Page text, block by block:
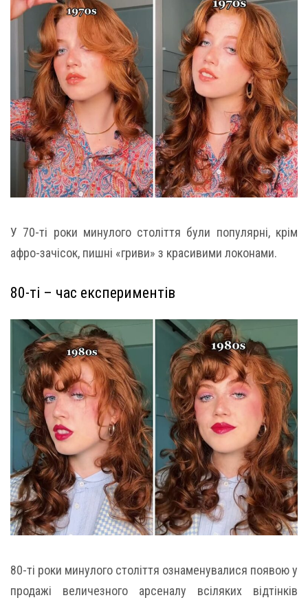
У 70-ті роки минулого століття були популярні, крім
афро-зачісок, пишні «гриви» з красивими локонами.
80-ті – час експериментів
80-ті роки минулого століття ознаменувалися появою у
продажі величезного арсеналу всіляких відтінків